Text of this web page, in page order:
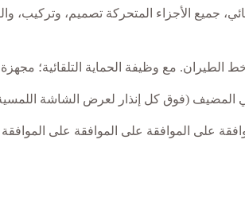
جميع الأجزاء المتحركة تصميم،
الطيران. مع وظيفة الحماية التلقائية؛
المضيف (فوق كل إنذار لعرض الشاشة
على الموافقة على الموافقة على